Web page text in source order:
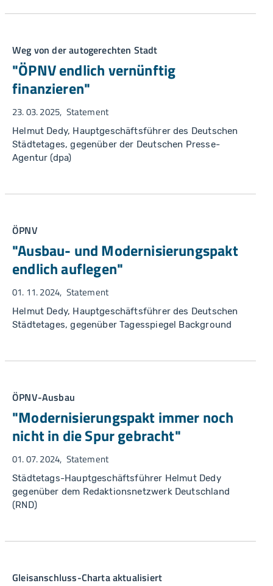
Weg von der autogerechten Stadt
"ÖPNV endlich vernünftig
finanzieren"
23. 03. 2025 Statement
Helmut Dedy, Hauptgeschäftsführer des Deutschen
Städtetages, gegenüber der Deutschen Presse-
Agentur (dpa)
ÖPNV
"Ausbau- und Modernisierungspakt
endlich auflegen"
01. 11. 2024 Statement
Helmut Dedy, Hauptgeschäftsführer des Deutschen
Städtetages, gegenüber Tagesspiegel Background
ÖPNV-Ausbau
"Modernisierungspakt immer noch
nicht in die Spur gebracht"
01. 07. 2024 Statement
Städtetags-Hauptgeschäftsführer Helmut Dedy
gegenüber dem Redaktionsnetzwerk Deutschland
(RND)
Gleisanschluss-Charta aktualisiert